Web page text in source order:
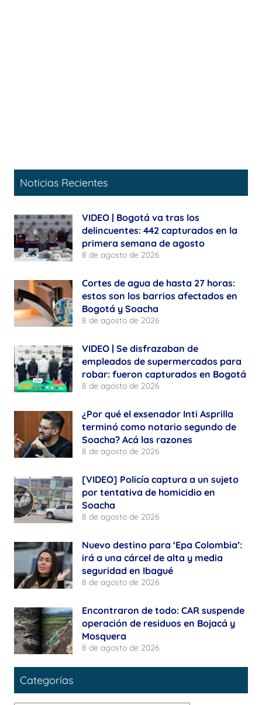
Noticias Recientes
VIDEO | Bogotá va tras los
delincuentes: 442 capturados en la
primera semana de agosto
8 de agosto de 2026
Cortes de agua de hasta 27 horas:
estos son los barrios afectados en
Bogotá y Soacha
8 de agosto de 2026
VIDEO | Se disfrazaban de
empleados de supermercados para
robar: fueron capturados en Bogotá
8 de agosto de 2026
¿Por qué el exsenador Inti Asprilla
terminó como notario segundo de
Soacha? Acá las razones
8 de agosto de 2026
[VIDEO] Policía captura a un sujeto
por tentativa de homicidio en
Soacha
8 de agosto de 2026
Nuevo destino para ‘Epa Colombia’:
irá a una cárcel de alta y media
seguridad en Ibagué
8 de agosto de 2026
Encontraron de todo: CAR suspende
operación de residuos en Bojacá y
Mosquera
8 de agosto de 2026
Categorías